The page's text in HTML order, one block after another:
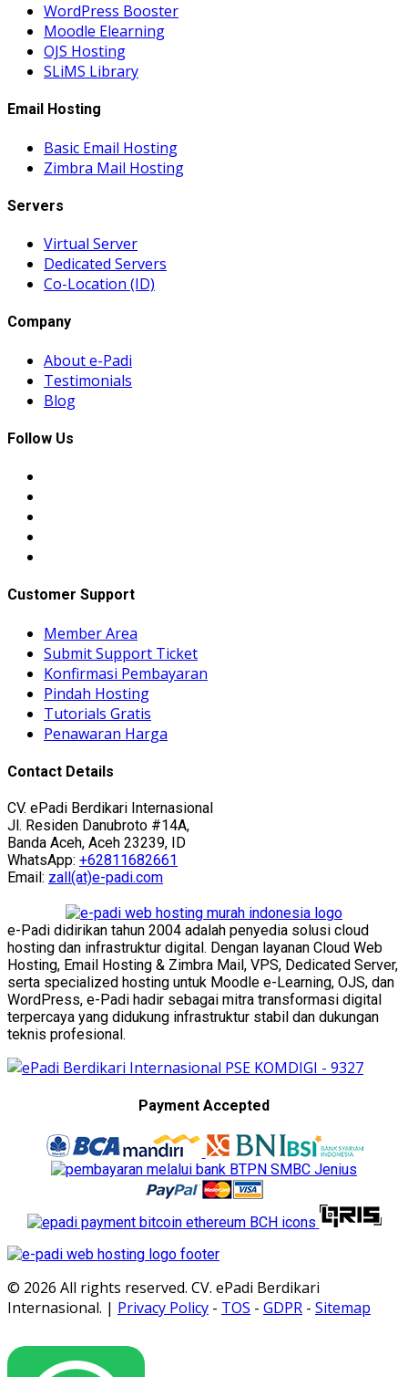
WordPress Booster
Moodle Elearning
OJS Hosting
SLiMS Library
Email Hosting
Basic Email Hosting
Zimbra Mail Hosting
Servers
Virtual Server
Dedicated Servers
Co-Location (ID)
Company
About e-Padi
Testimonials
Blog
Follow Us
Customer Support
Member Area
Submit Support Ticket
Konfirmasi Pembayaran
Pindah Hosting
Tutorials Gratis
Penawaran Harga
Contact Details
CV. ePadi Berdikari Internasional
Jl. Residen Danubroto #14A,
Banda Aceh, Aceh 23239, ID
WhatsApp: +62811682661
Email: zall(at)e-padi.com
e-Padi didirikan tahun 2004 adalah penyedia solusi cloud
hosting dan infrastruktur digital. Dengan layanan Cloud Web
Hosting, Email Hosting & Zimbra Mail, VPS, Dedicated Server,
serta specialized hosting untuk Moodle e-Learning, OJS, dan
WordPress, e-Padi hadir sebagai mitra transformasi digital
terpercaya yang didukung infrastruktur stabil dan dukungan
teknis profesional.
Payment Accepted
© 2026 All rights reserved. CV. ePadi Berdikari
Internasional. | Privacy Policy - TOS - GDPR - Sitemap